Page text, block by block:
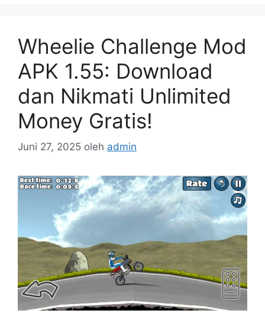
Wheelie Challenge Mod
APK 1.55: Download
dan Nikmati Unlimited
Money Gratis!
Juni 27, 2025 oleh admin